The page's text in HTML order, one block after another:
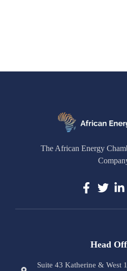
The African Energy
Head
Suite 43 Katherine & West